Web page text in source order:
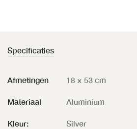
Specificaties
Afmetingen 18 × 53 cm
Materiaal Aluminium
Kleur: Silver